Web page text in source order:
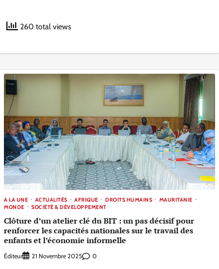
260 total views
A LA UNE ACTUALITÉS AFRIQUE DROITS HUMAINS
MAURITANIE
MONDE
SOCIÉTÉ & DÉVELOPPEMENT
Clôture d’un atelier clé du BIT : un pas décisif pour
renforcer les capacités nationales sur le travail des
enfants et l’économie informelle
Éditeur 21 Novembre 2025 0